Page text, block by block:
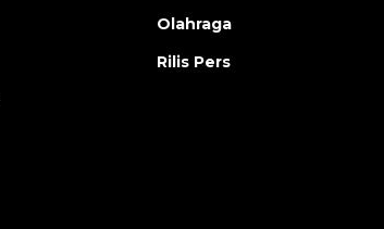
Olahraga
Rilis Pers